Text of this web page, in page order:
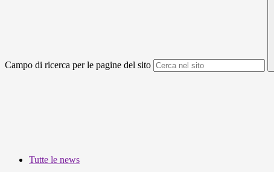
Campo di ricerca per le pagine del sito
Tutte le news